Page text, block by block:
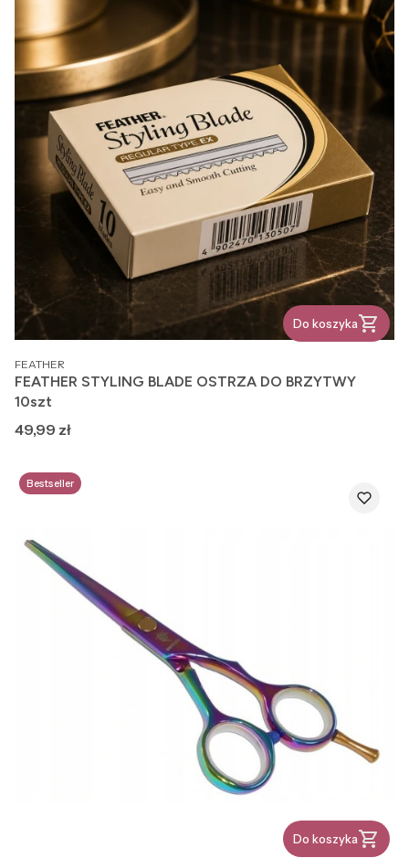
Do koszyka
PRODUCENT
FEATHER
FEATHER STYLING BLADE OSTRZA DO BRZYTWY
10szt
Cena
49,99 zł
Bestseller
Do koszyka